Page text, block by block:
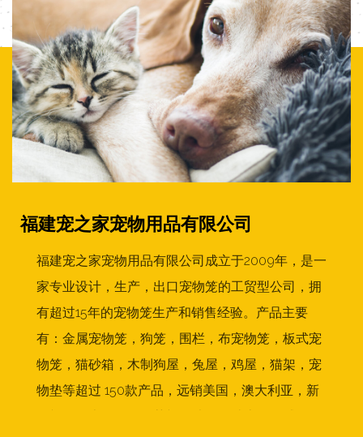
福建宠之家宠物用品有限公司
福建宠之家宠物用品有限公司成立于2009年，是一
家专业设计，生产，出口宠物笼的工贸型公司，拥
有超过15年的宠物笼生产和销售经验。产品主要
有：金属宠物笼，狗笼，围栏，布宠物笼，板式宠
物笼，猫砂箱，木制狗屋，兔屋，鸡屋，猫架，宠
物垫等超过 150款产品，远销美国，澳大利亚，新